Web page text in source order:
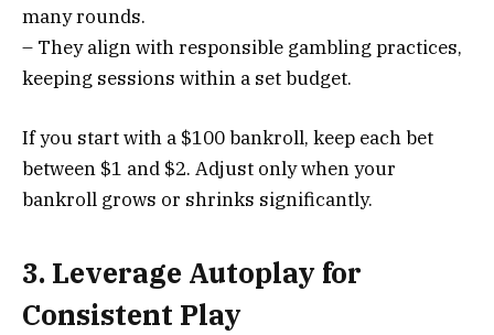
many rounds.
– They align with responsible gambling practices,
keeping sessions within a set budget.
If you start with a $100 bankroll, keep each bet
between $1 and $2. Adjust only when your
bankroll grows or shrinks significantly.
3. Leverage Autoplay for
Consistent Play